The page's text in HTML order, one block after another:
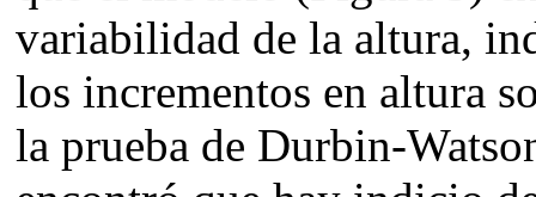
variabilidad de la altura,
los incrementos en altura
la prueba de Durbin-